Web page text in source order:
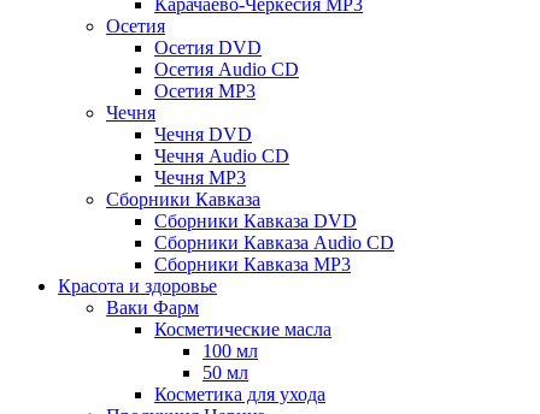
Карачаево-Черкесия MP3
Осетия
Осетия DVD
Осетия Audio CD
Осетия MP3
Чечня
Чечня DVD
Чечня Audio CD
Чечня MP3
Сборники Кавказа
Сборники Кавказа DVD
Сборники Кавказа Audio CD
Сборники Кавказа MP3
Красота и здоровье
Ваки Фарм
Косметические масла
100 мл
50 мл
Косметика для ухода